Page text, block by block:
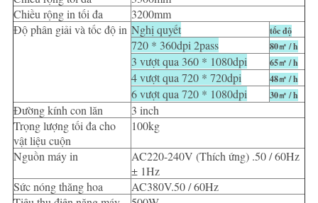
Chiều rộng in tối đa
3200mm
Độ phân giải và tốc độ in Nghị quyết tốc độ
720 * 360dpi 2pass 80㎡ / h
3 vượt qua 360 * 1080dpi 65㎡ / h
4 vượt qua 720 * 720dpi 48㎡ / h
6 vượt qua 720 * 1080dpi 30㎡ / h
Đường kính con lăn
3 inch
Trọng lượng tối đa cho
vật liệu cuộn
100kg
Nguồn máy in
AC220-240V (Thích ứng) .50 / 60Hz
± 1Hz
Sức nóng thăng hoa
AC380V.50 / 60Hz